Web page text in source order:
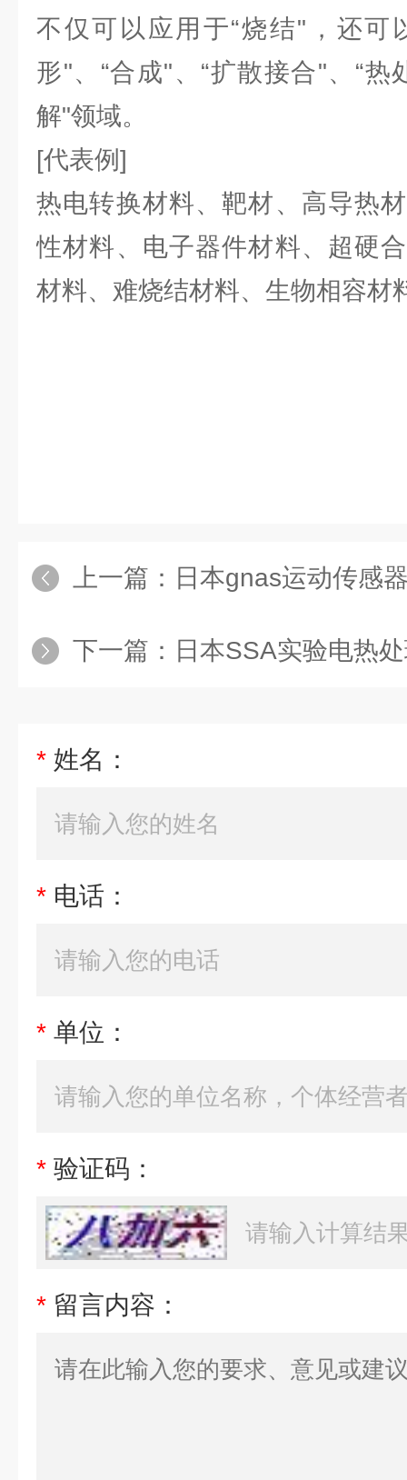
不仅可以应用于“烧结"，还可
形"、“合成"、“扩散接合"、“热
解"领域。
[代表例]
热电转换材料、靶材、高导热
性材料、电子器件材料、超硬
材料、难烧结材料、生物相容材
上一篇： 日本gnas运动传感
下一篇： 日本SSA实验电热处理设
* 姓名：
* 电话：
* 单位：
* 验证码：
* 留言内容：